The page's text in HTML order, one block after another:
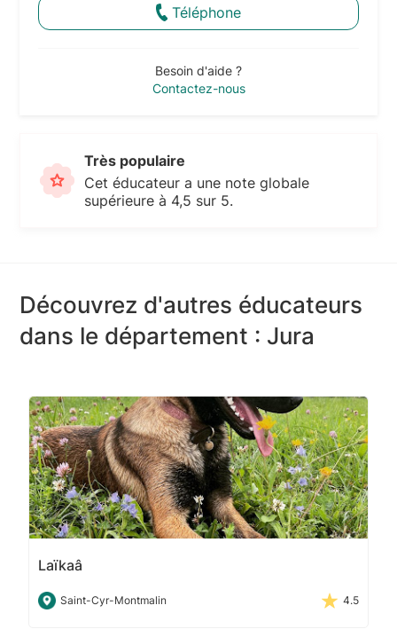
Téléphone
Besoin d'aide ?
Contactez-nous
Très populaire
Cet éducateur a une note globale
supérieure à 4,5 sur 5.
Découvrez d'autres éducateurs
dans le département : Jura
Laïkaâ
Saint-Cyr-Montmalin 4.5